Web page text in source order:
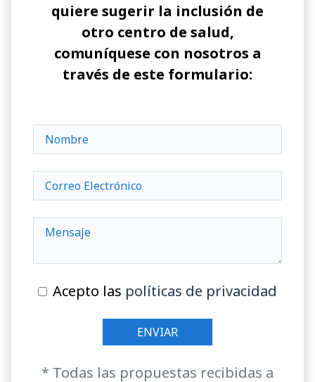
quiere sugerir la inclusión de
otro centro de salud,
comuníquese con nosotros a
través de este formulario:
Acepto las políticas de privacidad
* Todas las propuestas recibidas a